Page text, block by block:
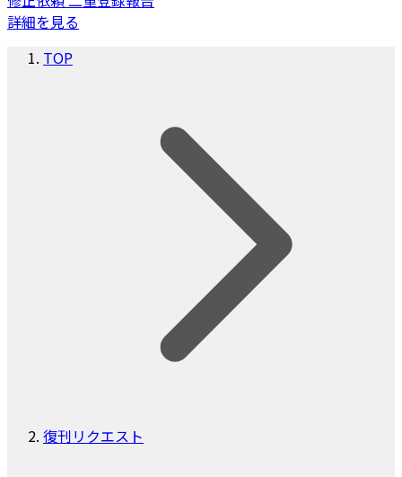
詳細を見る
TOP
復刊リクエスト